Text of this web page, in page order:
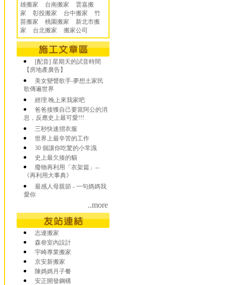
雄搬家
台南搬家
雲嘉搬
家
彰投搬家 台中搬家
竹
苗搬家
桃園搬家
新北市搬
家
台北搬家 搬家公司
[配音] 星期天的試音時間
【房地產廣告】
美女變聲歌手-夢想土家民
歌傳遍世界
經理.晚上來我家吧
爸爸接獲自己要當阿公的消
息，反應史上最可愛!!!
三秒快速摺衣服
世界上最辛苦的工作
30 個讓你吃驚的小常識
史上最欠揍的貓
廢物再利用「衣架篇」--
《再利用大事典》
最感人母親節 - 一句媽媽我
愛你
..more
志連搬家
森叄室內設計
宇崎專業搬家
京安新搬家
陳媽媽月子餐
安正開發鋼構